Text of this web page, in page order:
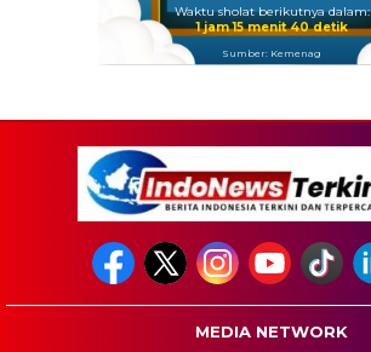
Waktu sholat berikutnya dalam:
1 jam 15 menit 39 detik
Sumber: Kemenag
MEDIA NETWORK